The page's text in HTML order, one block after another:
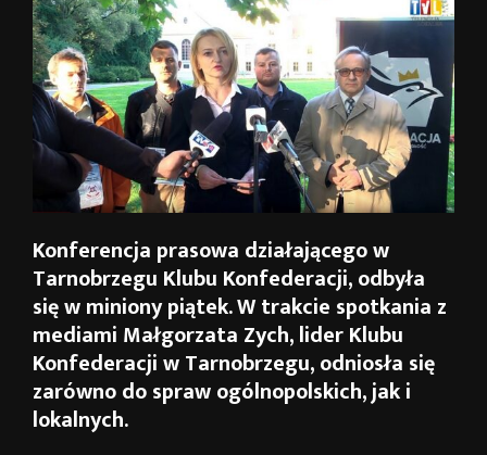
Konferencja prasowa działającego w
Tarnobrzegu Klubu Konfederacji, odbyła
się w miniony piątek. W trakcie spotkania z
mediami Małgorzata Zych, lider Klubu
Konfederacji w Tarnobrzegu, odniosła się
zarówno do spraw ogólnopolskich, jak i
lokalnych.